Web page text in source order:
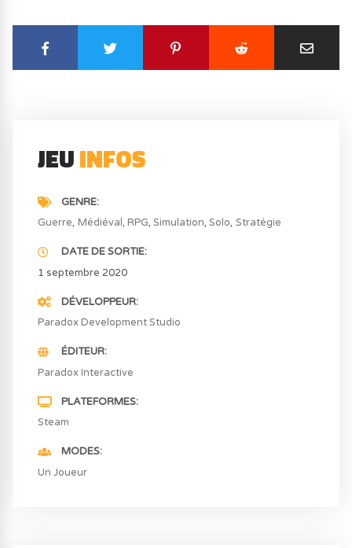
JEUINFOS
GENRE
Guerre Médiéval RPG Simulation Solo Stratégie
DATE DE SORTIE
1 septembre 2020
DÉVELOPPEUR
Paradox Development Studio
ÉDITEUR
Paradox Interactive
PLATEFORMES
Steam
MODES
Un Joueur